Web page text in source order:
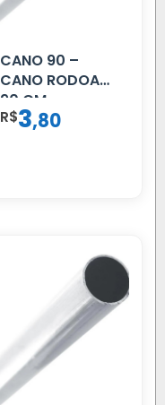
CANO 90 –
CANO RODOAR
90 CM
R$3,80